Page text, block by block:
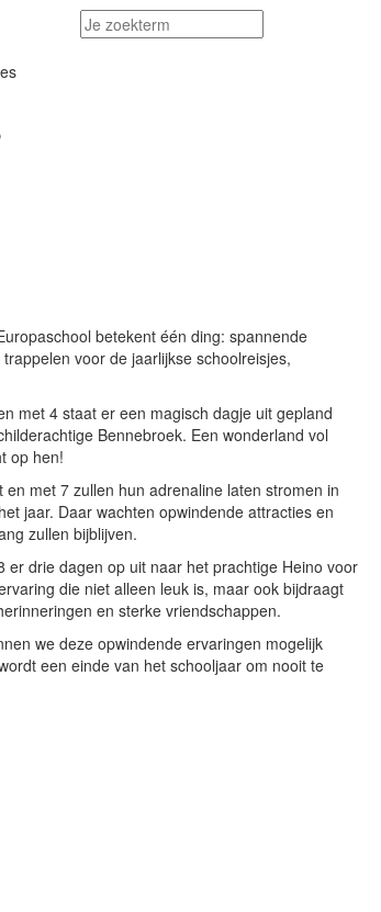
betekent één ding: spannende
voor de jaarlijkse schoolreisjes,
met 4 staat er een magisch dagje uit gepland
Bennebroek. Een wonderland vol
op hen!
met 7 zullen hun adrenaline laten stromen in
jaar. Daar wachten opwindende attracties en
zullen bijblijven.
er drie dagen op uit naar het prachtige Heino voor
die niet alleen leuk is, maar ook bijdraagt
en sterke vriendschappen.
we deze opwindende ervaringen mogelijk
een einde van het schooljaar om nooit te